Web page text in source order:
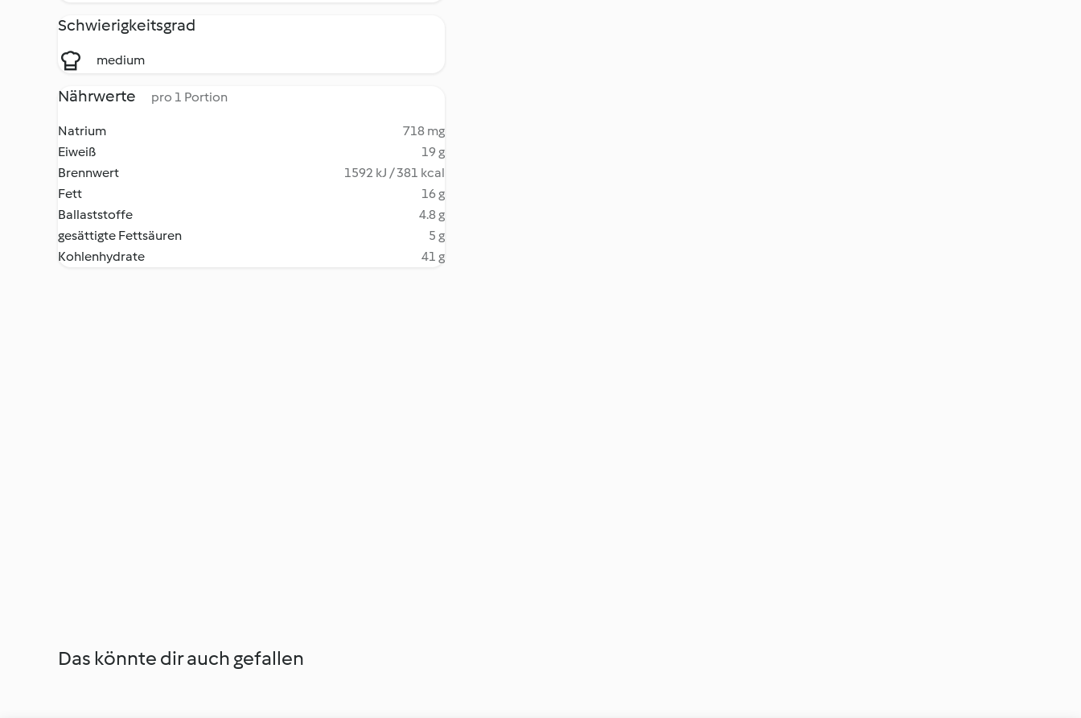
Schwierigkeitsgrad
medium
Nährwerte pro 1 Portion
Natrium
718 mg
Eiweiß
19 g
Brennwert
1592 kJ / 381 kcal
Fett
16 g
Ballaststoffe
4.8 g
gesättigte Fettsäuren
5 g
Kohlenhydrate
41 g
Das könnte dir auch gefallen